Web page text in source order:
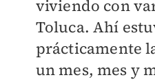
viviendo con
Toluca. Ahí
prácticamente
un mes, mes y